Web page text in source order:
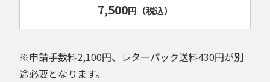
7,500円 （税込）
※申請手数料2,100円、レターパック送料430円が別
途必要となります。